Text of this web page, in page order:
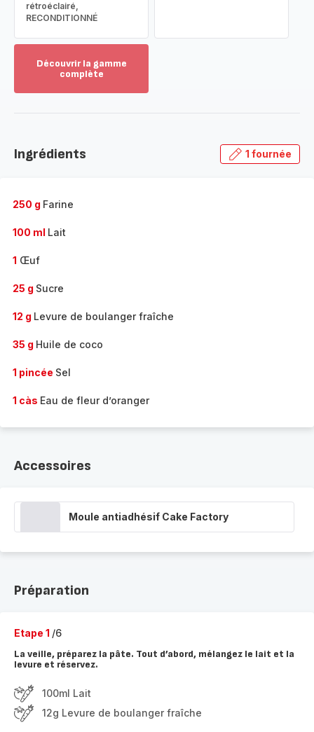
rétroéclairé,
RECONDITIONNÉ
Découvrir la gamme
complète
gamme
Ingrédients 1 fournée
250 g Farine
100 ml Lait
1 Œuf
25 g Sucre
12 g Levure de boulanger fraîche
35 g Huile de coco
1 pincée Sel
1 càs Eau de fleur d’oranger
Accessoires
Moule antiadhésif Cake Factory
Préparation
Etape 1 /6
La veille, préparez la pâte. Tout d’abord, mélangez le lait et la
levure et réservez.
100ml Lait
12g Levure de boulanger fraîche